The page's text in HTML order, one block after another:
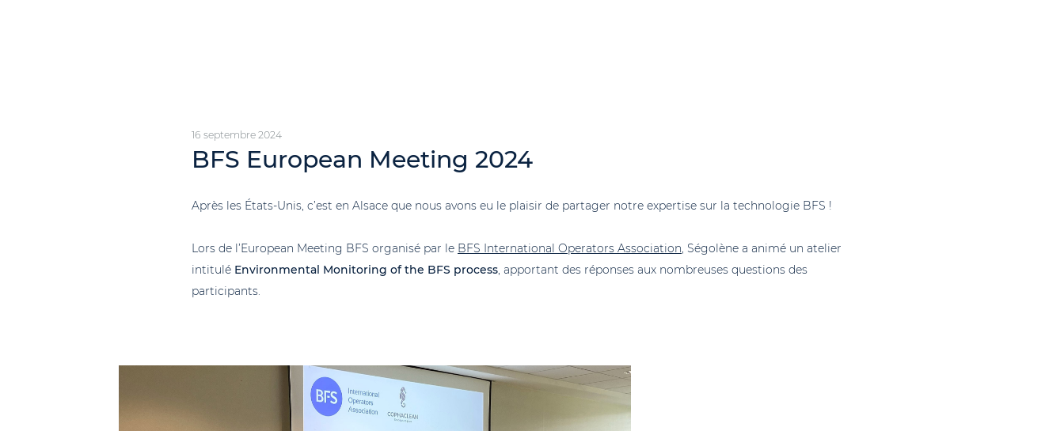
16 septembre 2024
BFS European Meeting 2024
Après les États-Unis, c’est en Alsace que nous avons eu le plaisir de partager notre expertise sur la technologie BFS !
Lors de l’European Meeting BFS organisé par le BFS International Operators Association, Ségolène a animé un atelier
intitulé Environmental Monitoring of the BFS process, apportant des réponses aux nombreuses questions des
participants.